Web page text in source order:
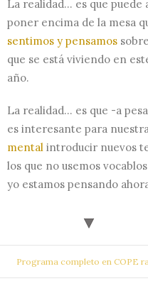
La realidad… es que puede
poner encima de la mesa
sentimos y pensamos
que se está viviendo en
año.
La realidad… es que -a
es interesante para
mental introducir nuevos
los que no usemos
yo estamos pensando
Programa completo en COPE